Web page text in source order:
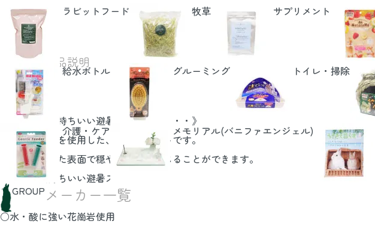
ラビットフード 牧草 サプリメント
給水ボトル グルーミング トイレ・掃除
介護・ケア メモリアル(バニファエンジェル)
GROUPメーカー一覧
DETAIL 商品説明
《小動物に気持ちいい避暑スペースを・・・》
本品は天然石を使用した、涼感プレートです。
ひんやりとした表面で穏やかに涼を感じることができます。
小動物に気持ちいい避暑スぺースを！
○水・酸に強い花崗岩使用